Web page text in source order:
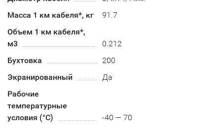
Масса 1 км кабеля*, кг
91.7
Объем 1 км кабеля*,
м3
0.212
Бухтовка
200
Экранированный
Да
Рабочие
температурные
условия (°С)
-40 — 70